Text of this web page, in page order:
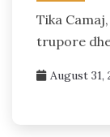
Tika
trupore
August 31,